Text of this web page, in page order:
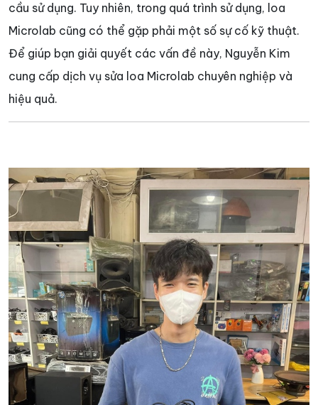
cầu sử dụng. Tuy nhiên, trong quá trình sử dụng, loa
Microlab cũng có thể gặp phải một số sự cố kỹ thuật.
Để giúp bạn giải quyết các vấn đề này, Nguyễn Kim
cung cấp dịch vụ sửa loa Microlab chuyên nghiệp và
hiệu quả.